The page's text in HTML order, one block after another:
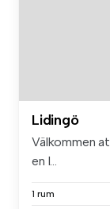
Lidingö
Välkommen
en l...
1 rum